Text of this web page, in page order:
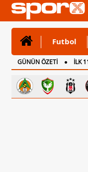
Futbol
GÜNÜN ÖZETİ İLK
CANLI ANLATIM